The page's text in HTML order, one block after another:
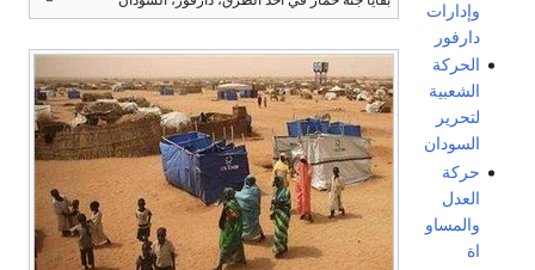
وإدارات
دارفور
الحركة
الشعبية
لتحرير
السودان
حركة
العدل
والمساو
اة